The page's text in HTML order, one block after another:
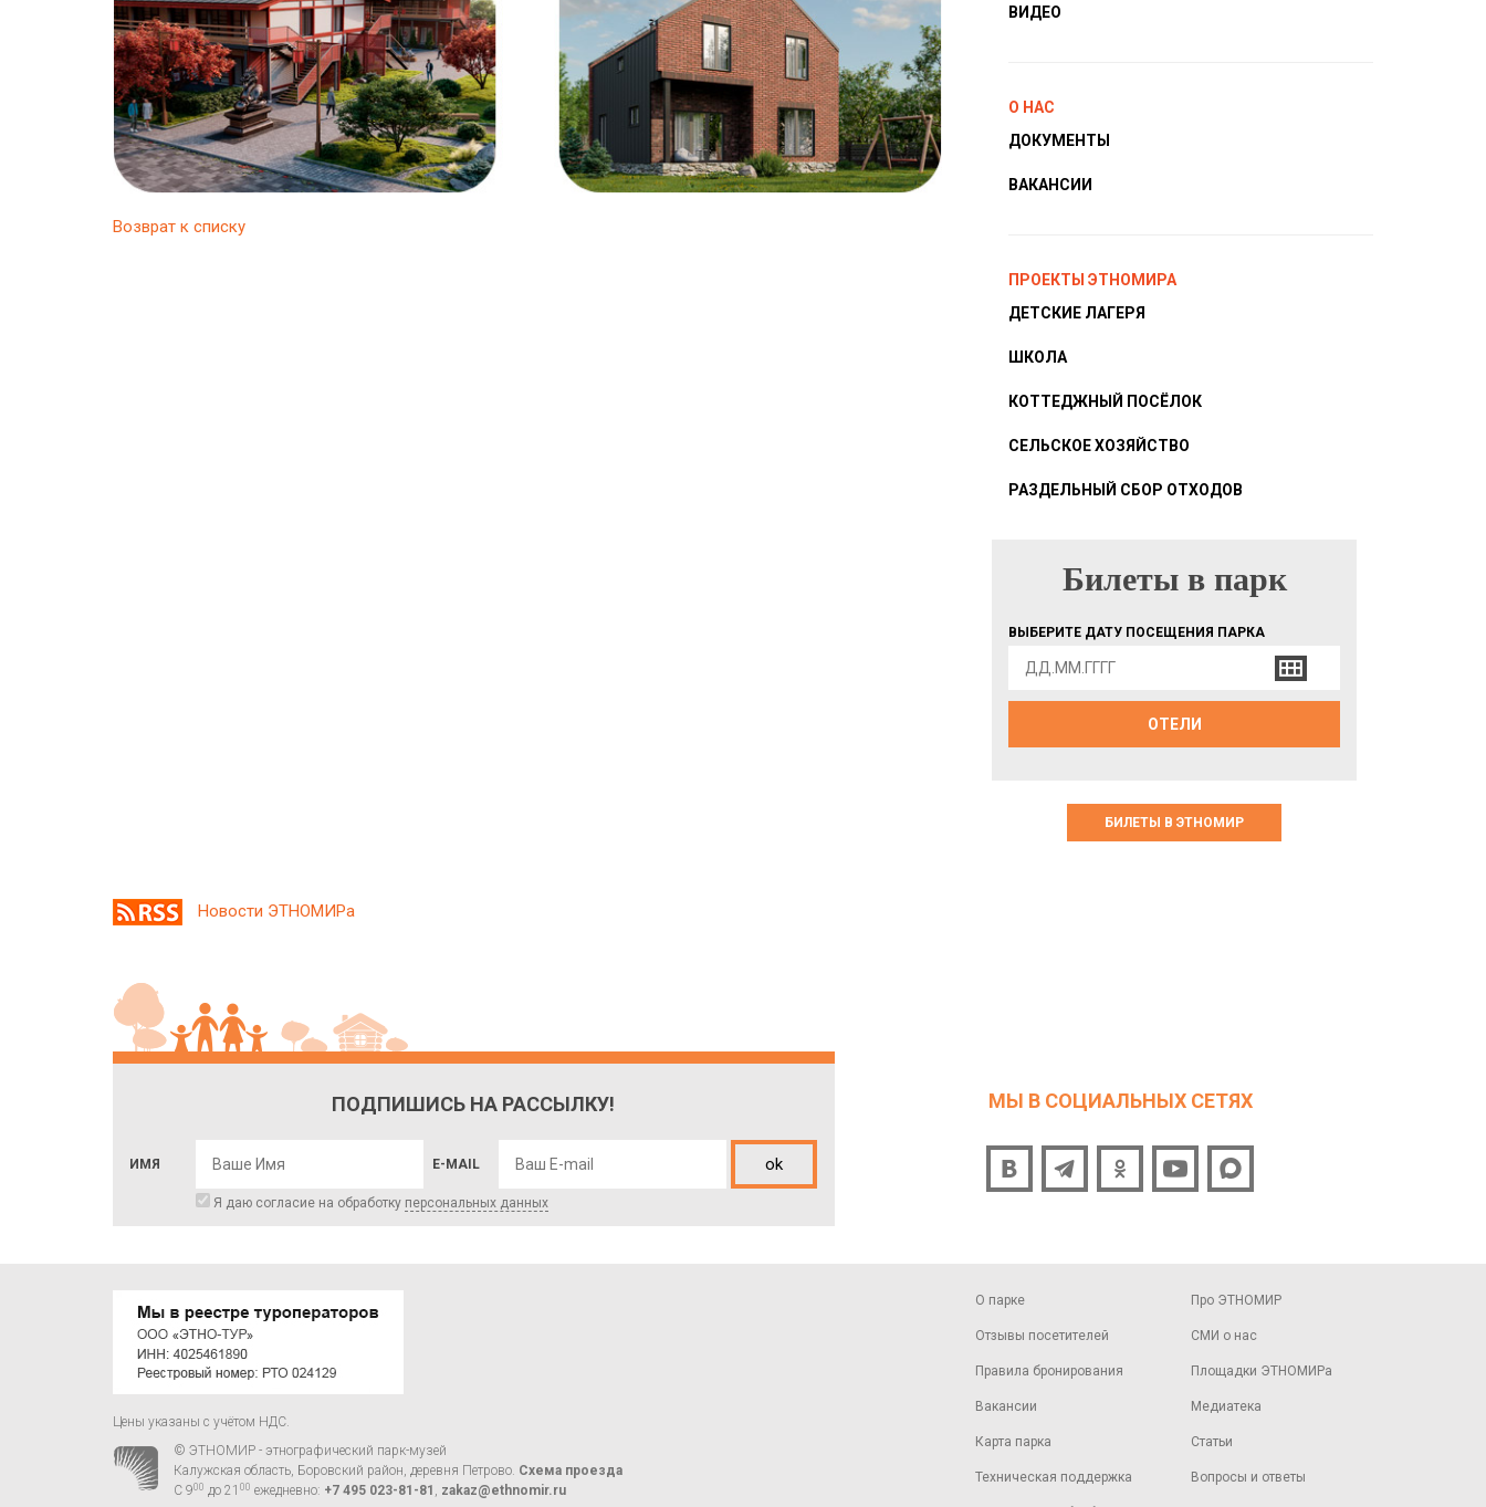
Возврат к списку
ВИДЕО
О НАС
ДОКУМЕНТЫ
ВАКАНСИИ
ПРОЕКТЫ ЭТНОМИРА
ДЕТСКИЕ ЛАГЕРЯ
ШКОЛА
КОТТЕДЖНЫЙ ПОСЁЛОК
СЕЛЬСКОЕ ХОЗЯЙСТВО
РАЗДЕЛЬНЫЙ СБОР ОТХОДОВ
БИЛЕТЫ В ПАРК
Билеты в парк
ВЫБЕРИТЕ ДАТУ ПОСЕЩЕНИЯ ПАРКА
ОТЕЛИ
БИЛЕТЫ В ЭТНОМИР
Новости ЭТНОМИРа
ПОДПИШИСЬ НА РАССЫЛКУ!
ИМЯ E-MAIL ok
Я даю согласие на обработку персональных данных
МЫ В СОЦИАЛЬНЫХ СЕТЯХ
О парке
Отзывы посетителей
Правила бронирования
Вакансии
Карта парка
Техническая поддержка
Про ЭТНОМИР
СМИ о нас
Площадки ЭТНОМИРа
Медиатека
Статьи
Вопросы и ответы
Цены указаны с учётом НДС.
© ЭТНОМИР - этнографический парк-музей
Калужская область, Боровский район, деревня Петрово. Схема проезда
С 900 до 21 00 ежедневно: +7 495 023-81-81 , zakaz@ethnomir.ru